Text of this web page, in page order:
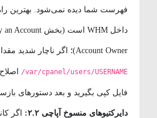
فهرست شما دیده نمی‌شود. بهترین راه
Account Owner)؛ اگر ناچار شدید مقدار
/var/cpanel/users/USERNAMEاصلاح
فایل کپی بگیرید و بعد دستورهای
دایرکتیوهای منسوخ آپاچی ۲.۲: اگر